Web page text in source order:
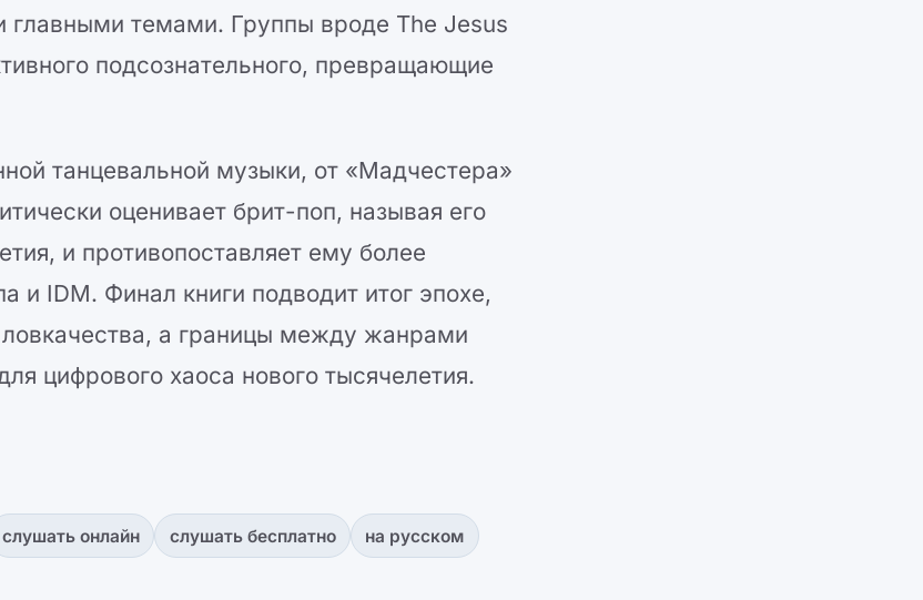
главными темами. Группы вроде The Jesus
подсознательного, превращающие
танцевальной музыки, от «Мадчестера»
оценивает брит-поп, называя его
и противопоставляет ему более
и IDM. Финал книги подводит итог эпохе,
а границы между жанрами
цифрового хаоса нового тысячелетия.
слушать онлайн слушать бесплатно на русском